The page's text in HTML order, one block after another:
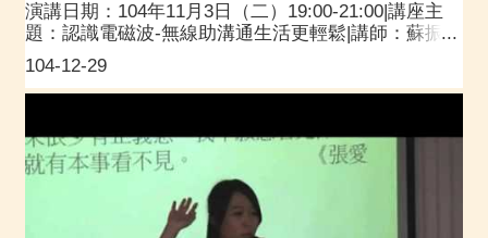
104-12-29
演講日期：104年11月3日（二）19:00-21:00|講座主
題：認識電磁波-無線助溝通生活更輕鬆|講師：蘇振隆
／中原大學生物醫學工程系教授兼校友及社會資源處
處長